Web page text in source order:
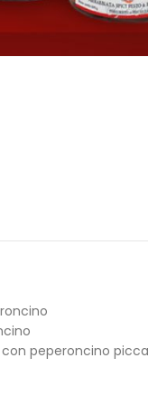
con peperoncino